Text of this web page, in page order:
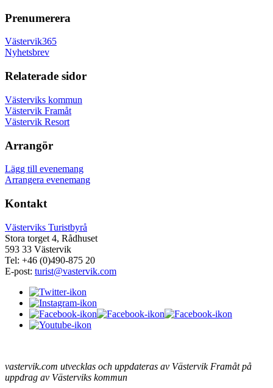
Prenumerera
Västervik365
Nyhetsbrev
Relaterade sidor
Västerviks kommun
Västervik Framåt
Västervik Resort
Arrangör
Lägg till evenemang
Arrangera evenemang
Kontakt
Västerviks Turistbyrå
Stora torget 4, Rådhuset
593 33 Västervik
Tel: +46 (0)490-875 20
E-post: turist@vastervik.com
vastervik.com utvecklas och uppdateras av Västervik Framåt på
uppdrag av Västerviks kommun